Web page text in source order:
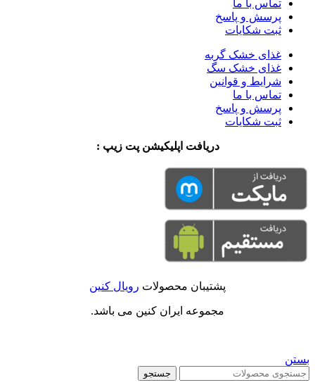
تماس با ما
پرسش و پاسخ
ثبت شکایات
غذای خشک گربه
غذای خشک سگ
شرایط و قوانین
تماس با ما
پرسش و پاسخ
ثبت شکایات
دریافت اپلیکیشن پت زیپ :
پشتیبان محصولات رویال کنین
مجموعه ایران کنین می باشد.
بستن
جستجو